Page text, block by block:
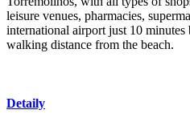
leisure ‌venues, ‌pharmacies,
international airport ‌just ‌10 ‌minutes
‌walking ‌distance ‌from ‌the ‌beach.
Detaily